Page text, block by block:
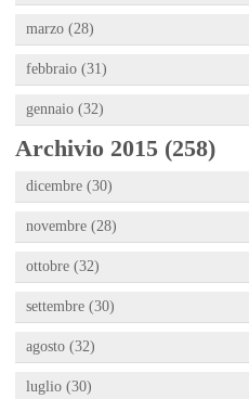
marzo (28)
febbraio (31)
gennaio (32)
Archivio 2015 (258)
dicembre (30)
novembre (28)
ottobre (32)
settembre (30)
agosto (32)
luglio (30)